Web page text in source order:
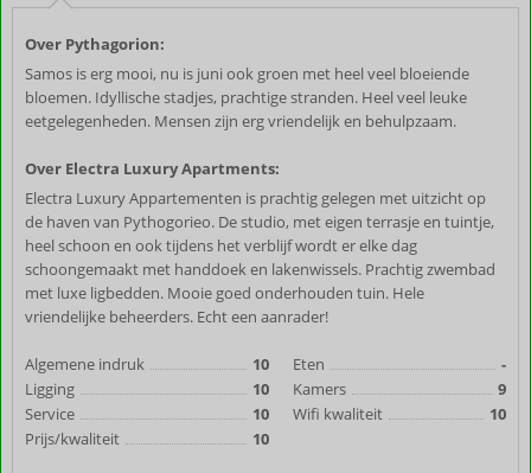
Over Pythagorion:
Samos is erg mooi, nu is juni ook groen met heel veel bloeiende
bloemen. Idyllische stadjes, prachtige stranden. Heel veel leuke
eetgelegenheden. Mensen zijn erg vriendelijk en behulpzaam.
Over Electra Luxury Apartments:
Electra Luxury Appartementen is prachtig gelegen met uitzicht op
de haven van Pythogorieo. De studio, met eigen terrasje en tuintje,
heel schoon en ook tijdens het verblijf wordt er elke dag
schoongemaakt met handdoek en lakenwissels. Prachtig zwembad
met luxe ligbedden. Mooie goed onderhouden tuin. Hele
vriendelijke beheerders. Echt een aanrader!
Algemene indruk
10
Ligging
10
Service
10
Prijs/kwaliteit
10
Eten
-
Kamers
9
Wifi kwaliteit
10